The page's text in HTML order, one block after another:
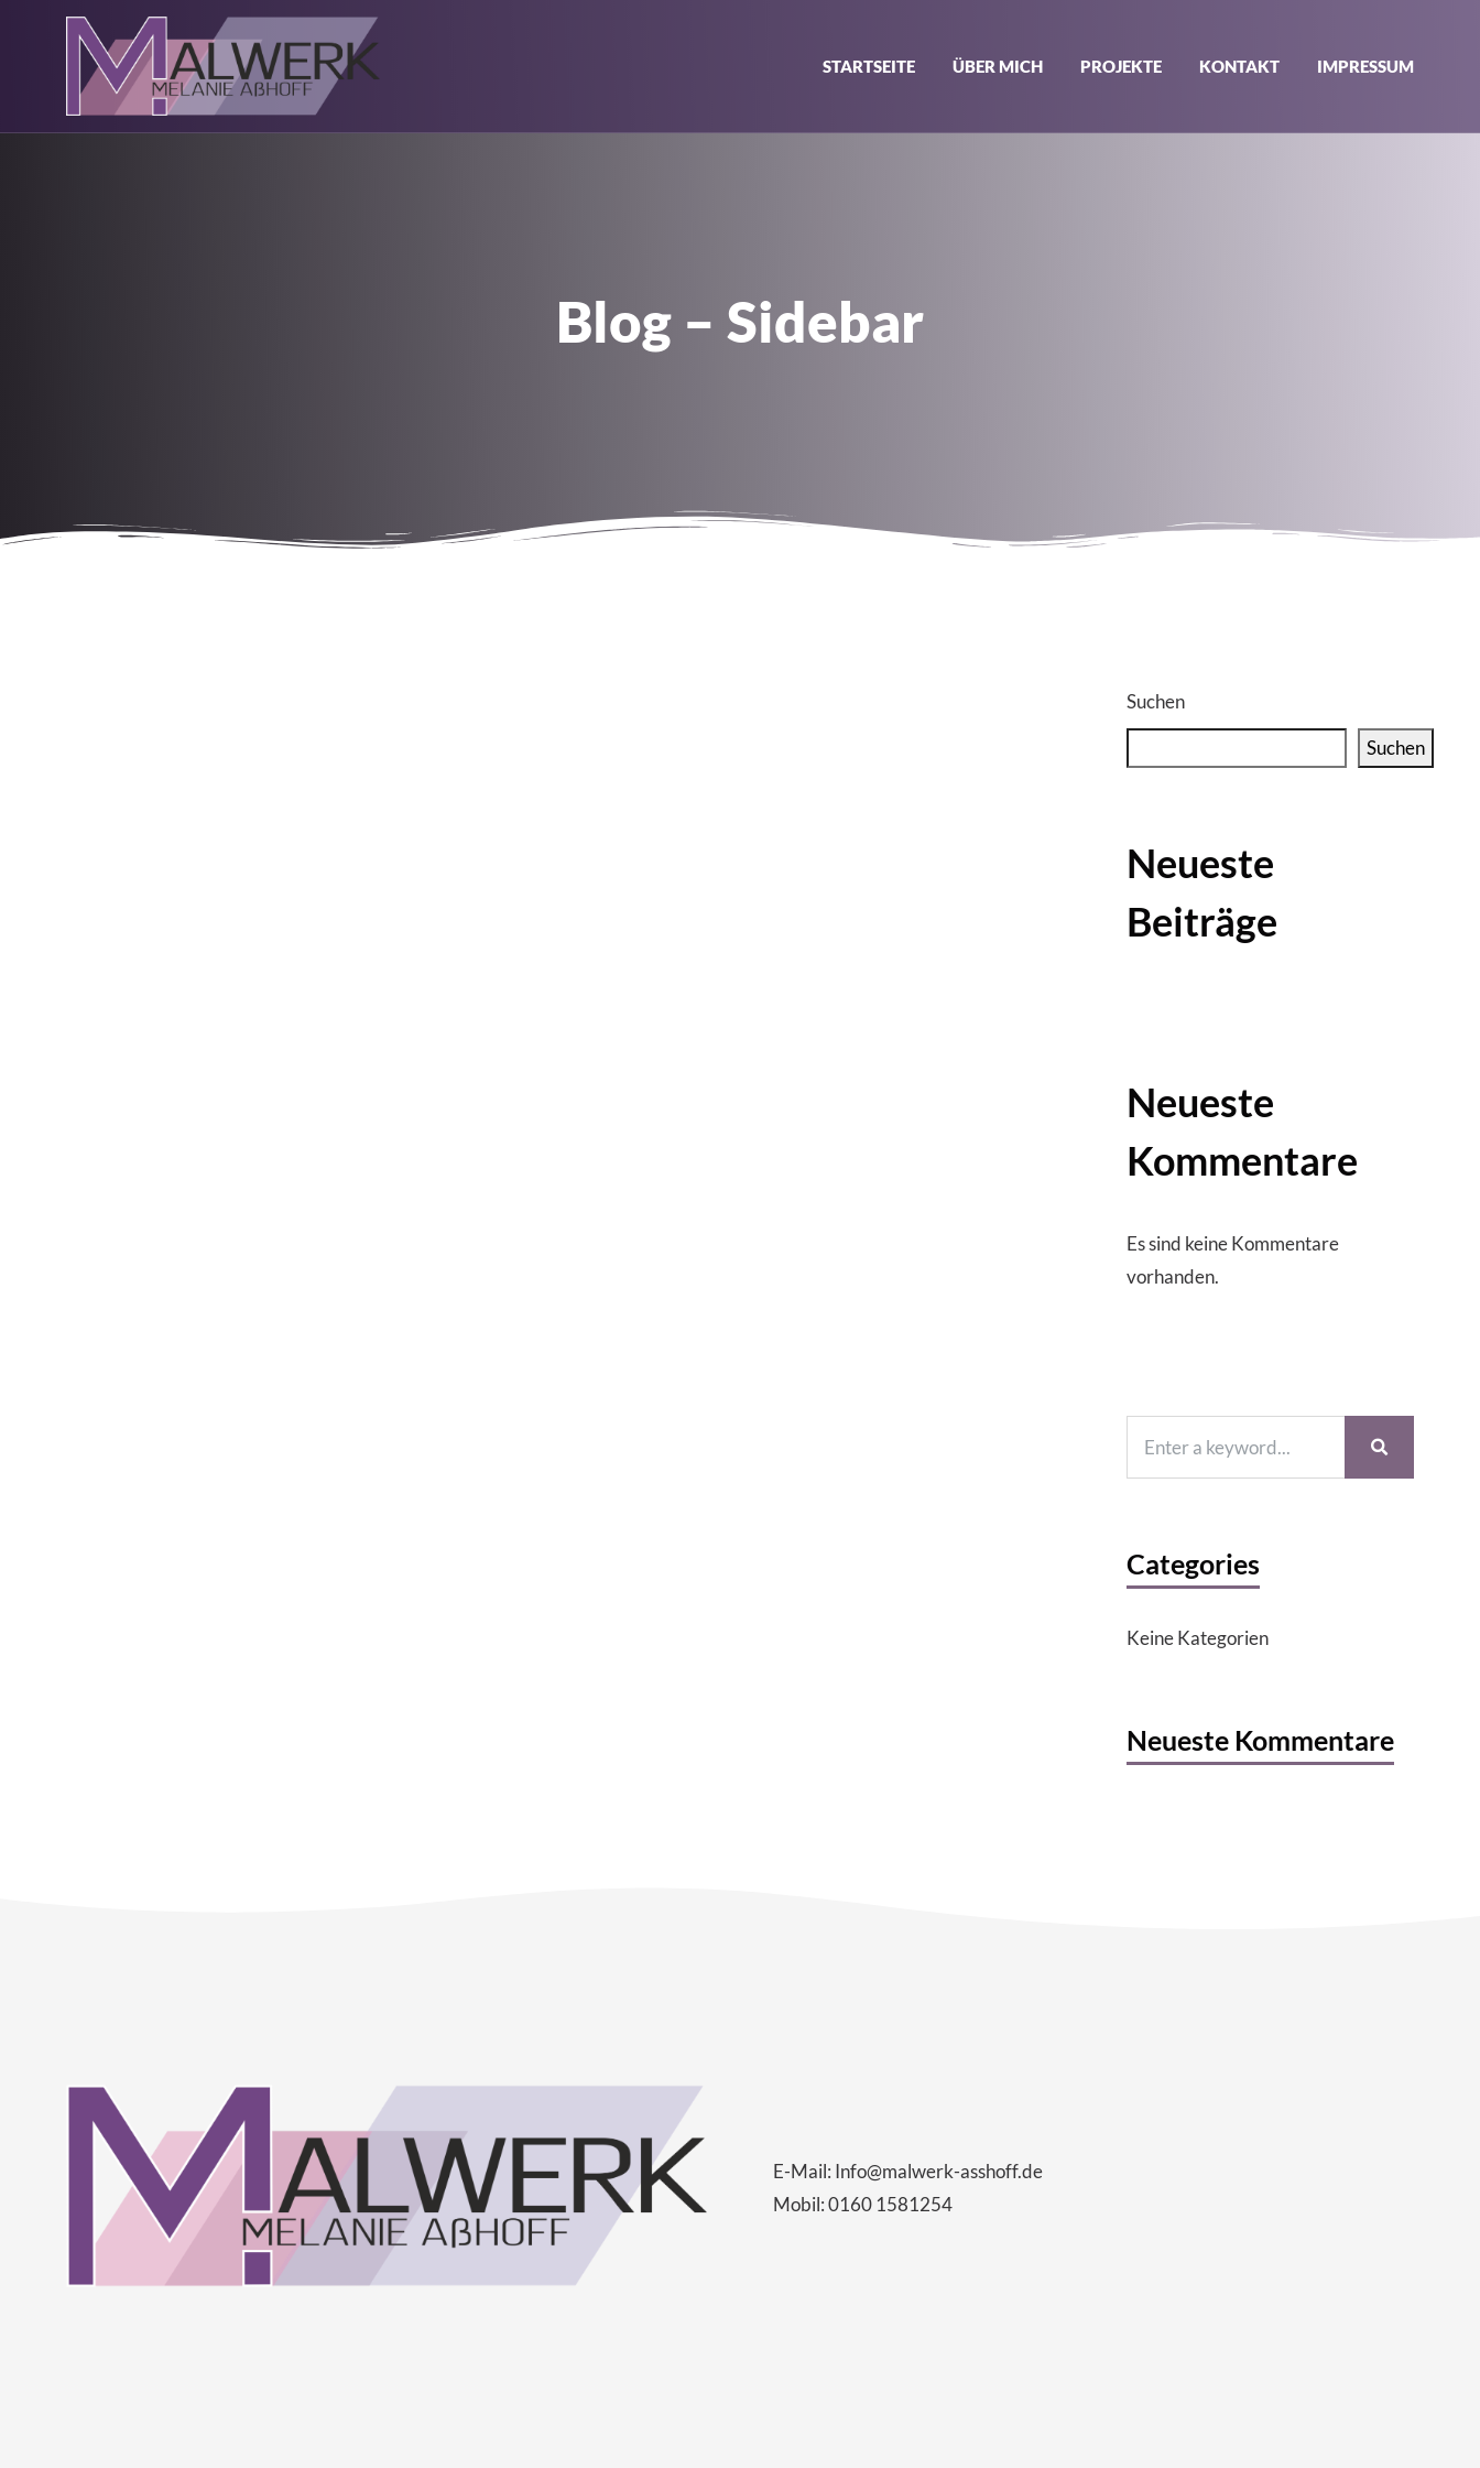
STARTSEITE ÜBER MICH PROJEKTE KONTAKT IMPRESSUM
Blog – Sidebar
Suchen
Suchen
Neueste
Beiträge
Neueste
Kommentare
Es sind keine Kommentare
vorhanden.
Categories
Keine Kategorien
Neueste Kommentare
E-Mail: Info@malwerk-asshoff.de
Mobil: 0160 1581254